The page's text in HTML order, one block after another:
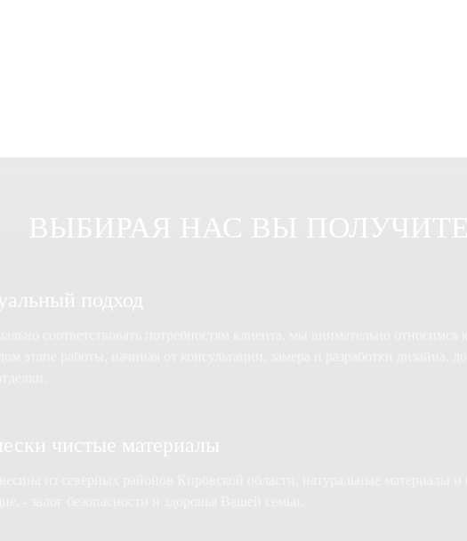
ВЫБИРАЯ НАС ВЫ ПОЛУЧИТЕ
подход
чистые материалы